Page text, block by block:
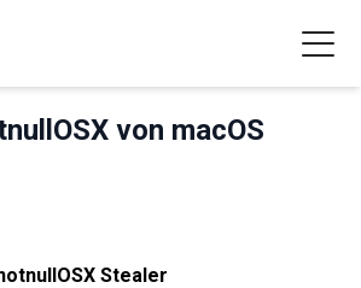
von macOS
Stealer